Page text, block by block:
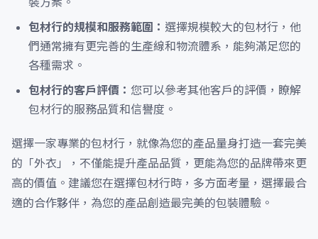
包材行的規模和服務範圍： 選擇規模較大的包材行，他
們通常擁有更完善的生產線和物流體系，能夠滿足您的
各種需求。
包材行的客戶評價： 您可以參考其他客戶的評價，瞭解
包材行的服務品質和信譽度。
選擇一家專業的包材行，就像為您的產品量身打造一套完美
的「外衣」，不僅能提升產品品質，更能為您的品牌帶來更
高的價值。建議您在選擇包材行時，多方面考量，選擇最合
適的合作夥伴，為您的產品創造最完美的包裝體驗。